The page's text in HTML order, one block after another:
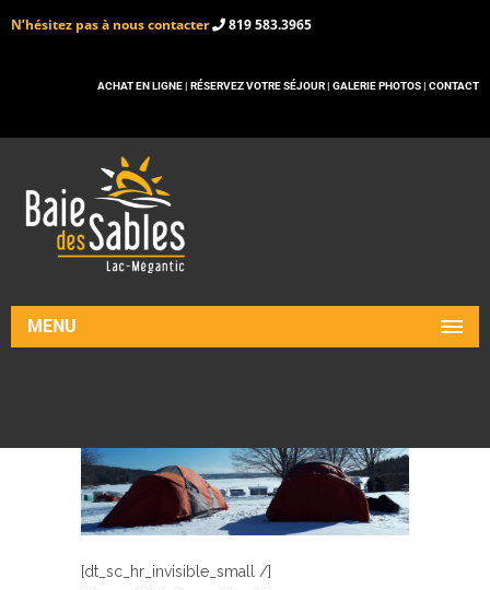
N’hésitez pas à nous contacter 819 583.3965
ACHAT EN LIGNE | RÉSERVEZ VOTRE SÉJOUR | GALERIE PHOTOS | CONTACT
MENU
[dt_sc_hr_invisible_small /]